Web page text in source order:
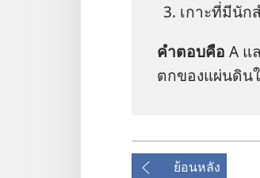
เกาะ​ที่​มี​นั
คำ​ตอบ​คือ A แ
ตก​ของ​แผ่นดิน​
ย้อนหลัง